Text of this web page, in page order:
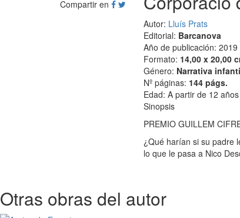
Compartir en
Autor: Lluís Prats
Editorial: Barcanova
Año de publicación: 2019
Formato: 14,00 x 20,00
Género: Narrativa
Nº páginas: 144 págs.
Edad: A partir de 12 años
Sinopsis
PREMIO GUILLEM
¿Qué harían si su padre
lo que le pasa a Nico
Otras obras del autor